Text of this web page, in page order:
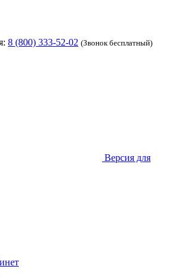
8 (800) 333-52-02 (Звонок бесплатный)
Версия для